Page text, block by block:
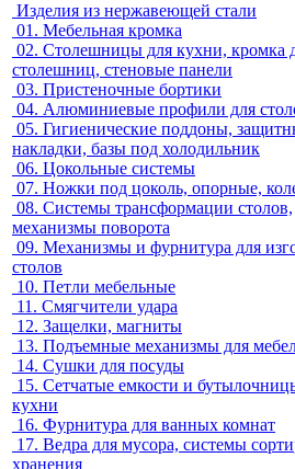
Изделия из нержавеющей стали
01. Мебельная кромка
02. Столешницы для кухни, кромка
столешниц, стеновые панели
03. Пристеночные бортики
04. Алюминиевые профили для
05. Гигиенические поддоны,
накладки, базы под холодильник
06. Цокольные системы
07. Ножки под цоколь, опорные,
08. Системы трансформации столов,
механизмы поворота
09. Механизмы и фурнитура для
столов
10. Петли мебельные
11. Смягчители удара
12. Защелки, магниты
13. Подъемные механизмы для
14. Сушки для посуды
15. Сетчатые емкости и
кухни
16. Фурнитура для ванных комнат
17. Ведра для мусора, системы
хранения